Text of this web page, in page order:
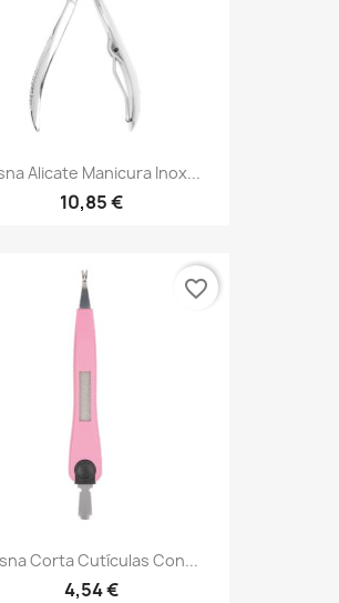
Alicate Manicura Inox...
10,85 €
Corta Cutículas Con...
4,54 €
favorite_border